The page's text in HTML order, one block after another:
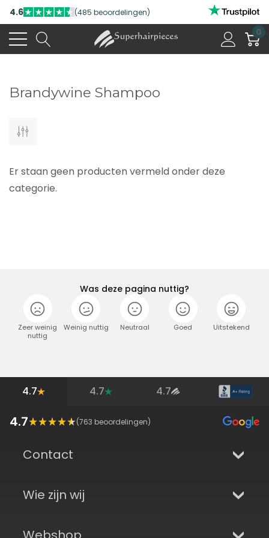
4.6 (485 beoordelingen)
0
Brandywine Shampoo
Er staan geen producten vermeld onder deze
categorie.
Was deze pagina nuttig?
Zeer weinig
nuttig
Weinig nuttig Neutraal Goed Uitstekend
4.7 4.7 4.7
4.7 (763 beoordelingen)
Contact
Wie zijn wij